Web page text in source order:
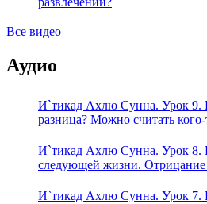
Все видео
Аудио
И`тикад Ахлю Сунна. Урок 9.
разница? Можно считать
И`тикад Ахлю Сунна. Урок 8.
следующей жизни. Отрицание
ибн Саида ад-Дарими. Иман –
И`тикад Ахлю Сунна. Урок 7.